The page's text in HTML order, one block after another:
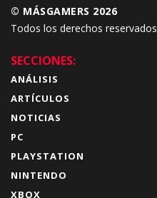
© MÁSGAMERS 2026
Todos los derechos reservados
SECCIONES:
ANÁLISIS
ARTÍCULOS
NOTICIAS
PC
PLAYSTATION
NINTENDO
XBOX